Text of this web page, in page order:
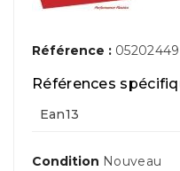
Référence : 05202449
Références
Ean13
Condition Nouveau